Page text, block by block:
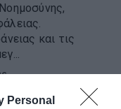
Personal
και τις